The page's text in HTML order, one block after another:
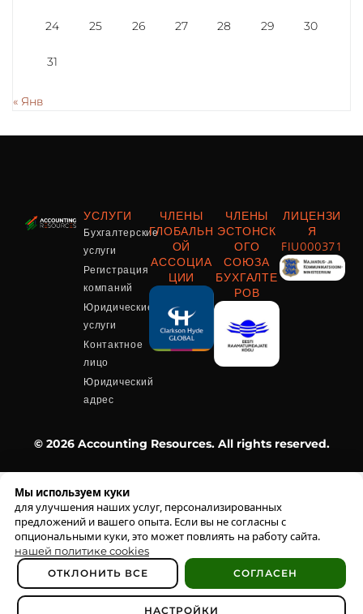
Мы используем куки
для улучшения наших услуг, персонализированных
предложений и вашего опыта. Если вы не согласны с
опциональными куки, это может повлиять на работу сайта.
нашей политике cookies
НАСТРОЙКИ
ОТКЛОНИТЬ ВСЕ СОГЛАСЕН
24 25 26 27 28 29 30
31
« Янв
УСЛУГИ
Бухгалтерские
услуги
Регистрация
компаний
Юридические
услуги
Контактное
лицо
Юридический
адрес
ЧЛЕНЫ
ГЛОБАЛЬН
ОЙ
АССОЦИА
ЦИИ
ЧЛЕНЫ
ЭСТОНСК
ОГО
СОЮЗА
БУХГАЛТЕ
РОВ
ЛИЦЕНЗИ
Я
FIU000371
© 2026 Accounting Resources. All rights reserved.